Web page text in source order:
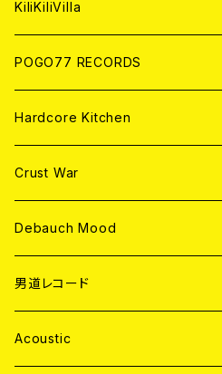
KiliKiliVilla
POGO77 RECORDS
Hardcore Kitchen
Crust War
Debauch Mood
男道レコード
Acoustic